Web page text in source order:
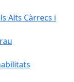
Alts Càrrecs i